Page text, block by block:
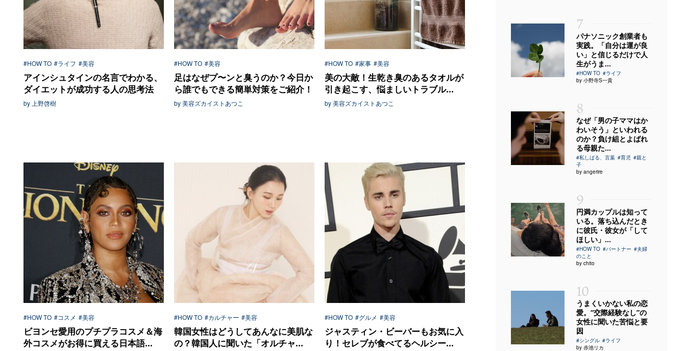
#HOW TO #ライフ #美容
アインシュタインの名言でわかる、
ダイエットが成功する人の思考法
by 上野啓樹
#HOW TO #美容
足はなぜプ〜ンと臭うのか？今日か
ら誰でもできる簡単対策をご紹介！
by 美容ズカイストあつこ
#HOW TO #家事 #美容
美の大敵！生乾き臭のあるタオルが
引き起こす、悩ましいトラブル...
by 美容ズカイストあつこ
#HOW TO #コスメ #美容
ビヨンセ愛用のプチプラコスメ＆海
外コスメがお得に買える日本語...
#HOW TO #カルチャー #美容
韓国女性はどうしてあんなに美肌な
の？韓国人に聞いた「オルチャ...
#HOW TO #グルメ #美容
ジャスティン・ビーバーもお気に入
り！セレブが食べてるヘルシー...
7
パナソニック創業者も
実践。「自分は運が良
い」と信じるだけで人
生がうま...
#HOW TO #ライフ
by 小野寺S一貴
8
なぜ「男の子ママはか
わいそう」といわれる
のか？負け組とよばれ
る母親た...
#私しばる、言葉 #育児 #親と
子
by angerire
9
円満カップルは知って
いる。落ち込んだとき
に彼氏・彼女が「して
ほしい」...
#HOW TO #パートナー #夫婦
のこと
by chito
10
うまくいかない私の恋
愛。“交際経験なし”の
女性に聞いた苦悩と要
因
#シングル #ライフ
by 赤池リカ